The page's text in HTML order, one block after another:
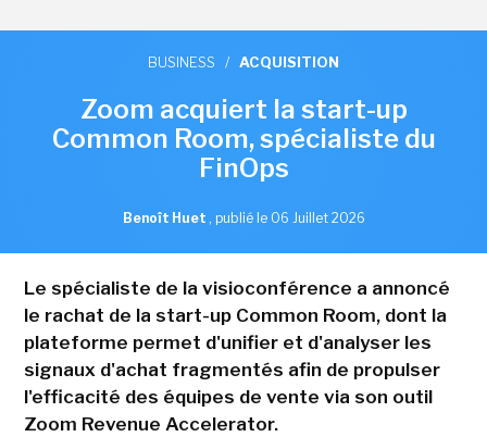
BUSINESS / ACQUISITION
Zoom acquiert la start-up
Common Room, spécialiste du
FinOps
Benoît Huet , publié le 06 Juillet 2026
Le spécialiste de la visioconférence a annoncé
le rachat de la start-up Common Room, dont la
plateforme permet d'unifier et d'analyser les
signaux d'achat fragmentés afin de propulser
l'efficacité des équipes de vente via son outil
Zoom Revenue Accelerator.